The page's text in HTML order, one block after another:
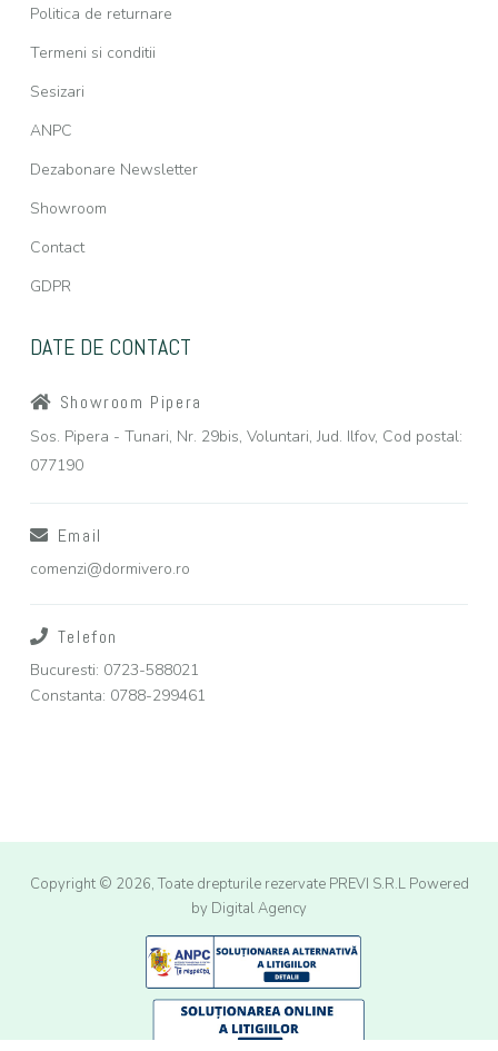
Politica de returnare
Termeni si conditii
Sesizari
ANPC
Dezabonare Newsletter
Showroom
Contact
GDPR
DATE DE CONTACT
Showroom Pipera
Sos. Pipera - Tunari, Nr. 29bis, Voluntari, Jud. Ilfov, Cod postal:
077190
Email
comenzi@dormivero.ro
Telefon
Bucuresti: 0723-588021
Constanta: 0788-299461
Copyright © 2026, Toate drepturile rezervate PREVI S.R.L Powered
by Digital Agency